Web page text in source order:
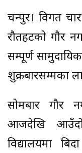
चन्द्रपुर। विगत
रौतहटको गौर
सम्पूर्ण
शुक्रबारसम्मका
सोमबार गौर
आजदेखि
विद्यालयमा